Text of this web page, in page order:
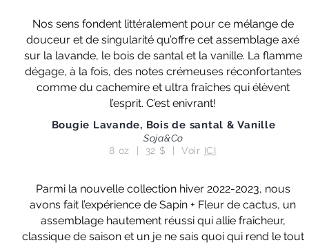
8 oz | 32 $ | Voir ICI
Soja&Co
Bougie Lavande, Bois de santal & Vanille
Parmi la nouvelle collection hiver 2022-2023, nous
avons fait l’expérience de Sapin + Fleur de cactus, un
assemblage hautement réussi qui allie fraîcheur,
classique de saison et un je ne sais quoi qui rend le tout
Nos sens fondent littéralement pour ce mélange de
douceur et de singularité qu’offre cet assemblage axé
sur la lavande, le bois de santal et la vanille. La flamme
dégage, à la fois, des notes crémeuses réconfortantes
comme du cachemire et ultra fraîches qui élèvent
l’esprit. C’est enivrant!